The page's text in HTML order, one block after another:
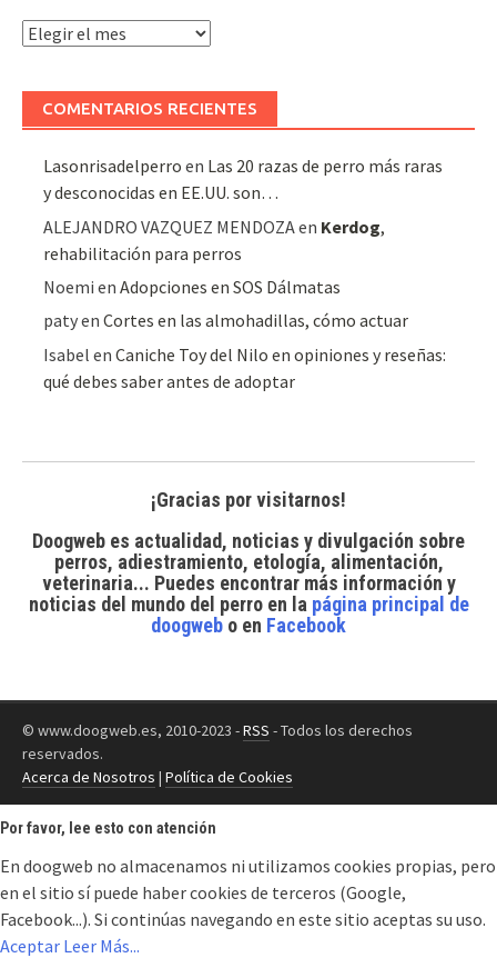
Archivo
artículos
COMENTARIOS RECIENTES
Lasonrisadelperro en Las 20 razas de perro más raras
y desconocidas en EE.UU. son…
ALEJANDRO VAZQUEZ MENDOZAen Kerdog,
rehabilitación para perros
Noemi enAdopciones en SOS Dálmatas
patyenCortes en las almohadillas, cómo actuar
Isabel enCaniche Toy del Nilo en opiniones y reseñas:
qué debes saber antes de adoptar
¡Gracias por visitarnos!
Doogweb es actualidad, noticias y divulgación sobre
perros, adiestramiento, etología, alimentación,
veterinaria... Puedes encontrar más información y
noticias del mundo del perroen la página principal de
doogweb o en Facebook
© www.doogweb.es, 2010-2023 -RSS - Todos los derechos
reservados.
Acerca de Nosotros | Política de Cookies
Por favor, lee esto con atención
En doogweb no almacenamos ni utilizamos cookies propias, pero
en el sitio sí puede haber cookies de terceros (Google,
Facebook...). Si continúas navegando en este sitio aceptas su uso.
Aceptar Leer Más...